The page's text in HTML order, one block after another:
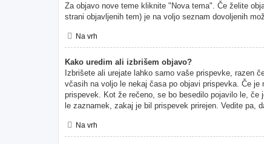
Za objavo nove teme kliknite "Nova tema". Če želite
strani objavljenih tem) je na voljo seznam dovoljenih
Na vrh
Kako uredim ali izbrišem objavo?
Izbrišete ali urejate lahko samo vaše prispevke, razen
včasih na voljo le nekaj časa po objavi prispevka. Če
prispevek. Kot že rečeno, se bo besedilo pojavilo le, če
le zaznamek, zakaj je bil prispevek prirejen. Vedite pa,
Na vrh